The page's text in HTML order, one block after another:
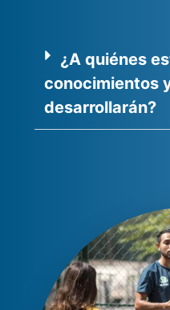
¿A quiénes
conocimientos
desarrollarán?